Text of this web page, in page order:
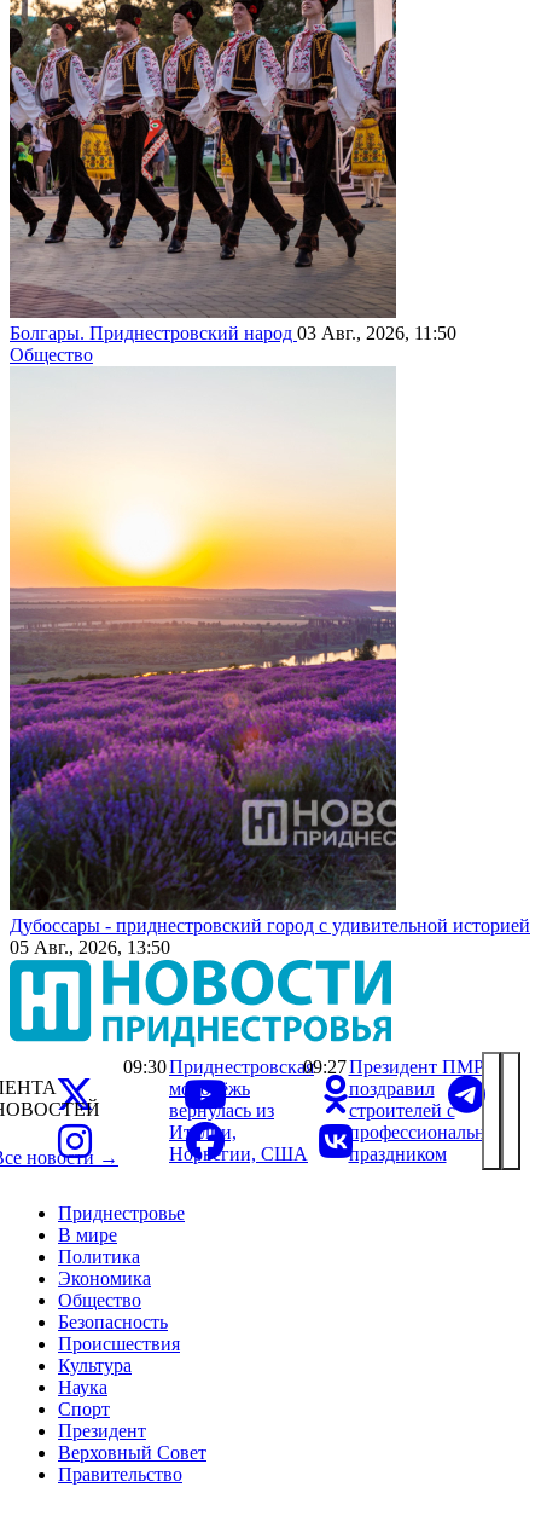
Болгары. Приднестровский народ 03 Авг., 2026, 11:50
Общество
Дубоссары - приднестровский город с удивительной историей
05 Авг., 2026, 13:50
Приднестровье
В мире
Политика
Экономика
Общество
Безопасность
Происшествия
Культура
Наука
Спорт
Президент
Верховный Совет
Правительство
новости →
09:30Приднестровская
молодёжь
вернулась из
Италии,
Норвегии, США
09:27Президент ПМР
поздравил
строителей с
профессиональным
праздником